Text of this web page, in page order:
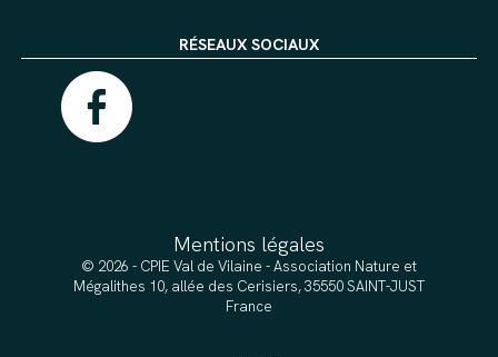
RÉSEAUX SOCIAUX
Mentions légales
© 2026 - CPIE Val de Vilaine - Association Nature et
Mégalithes 10, allée des Cerisiers, 35550 SAINT-JUST
France